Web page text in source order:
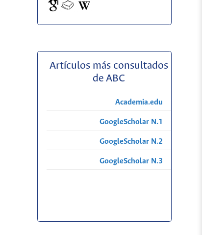
Artículos más consultados
de ABC
Academia.edu
GoogleScholar N.1
GoogleScholar N.2
GoogleScholar N.3